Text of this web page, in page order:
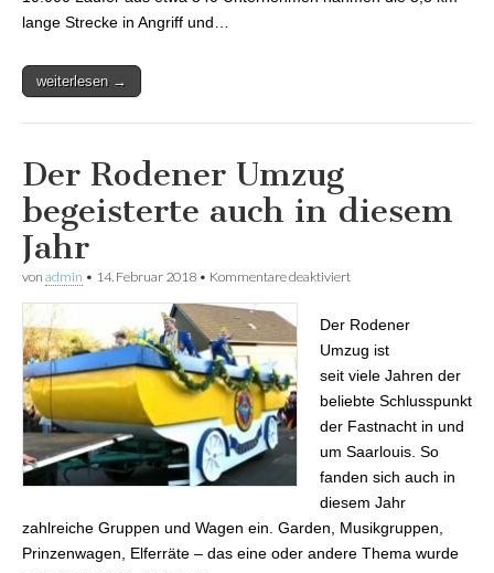
lange Strecke in Angriff und…
weiterlesen →
Der Rodener Umzug
begeisterte auch in diesem
Jahr
von admin • 14. Februar 2018 • Kommentare deaktiviert
Der Rodener
Umzug ist
seit viele Jahren der
beliebte Schlusspunkt
der Fastnacht in und
um Saarlouis. So
fanden sich auch in
diesem Jahr
zahlreiche Gruppen und Wagen ein. Garden, Musikgruppen,
Prinzenwagen, Elferräte – das eine oder andere Thema wurde